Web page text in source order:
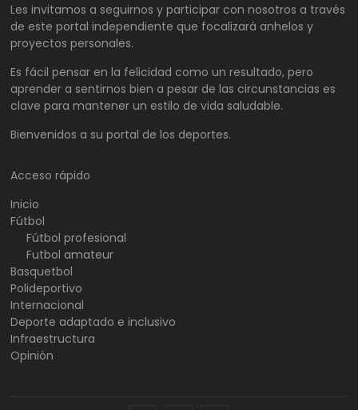
Les invitamos a seguirnos y participar con nosotros a través
de este portal independiente que focalizará anhelos y
proyectos personales.
Es fácil pensar en la felicidad como un resultado, pero
aprender a sentirnos bien a pesar de las circunstancias es
clave para mantener un estilo de vida saludable.
Bienvenidos a su portal de los deportes.
Acceso rápido
Inicio
Fútbol
Fútbol profesional
Futbol amateur
Basquetbol
Polideportivo
Internacional
Deporte adaptado e inclusivo
Infraestructura
Opinión